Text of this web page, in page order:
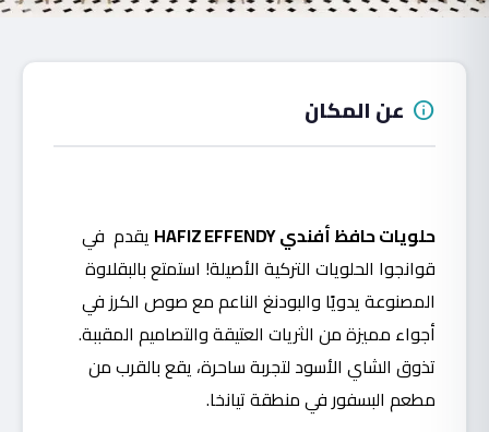
info عن المكان
حلويات حافظ أفندي HAFIZ EFFENDY
يقدم في
قوانجوا الحلويات التركية الأصيلة! استمتع بالبقلاوة
المصنوعة يدويًا والبودنغ الناعم مع صوص الكرز في
أجواء مميزة من الثريات العتيقة والتصاميم المقببة.
تذوق الشاي الأسود لتجربة ساحرة، يقع بالقرب من
مطعم البسفور في منطقة تيانخا.